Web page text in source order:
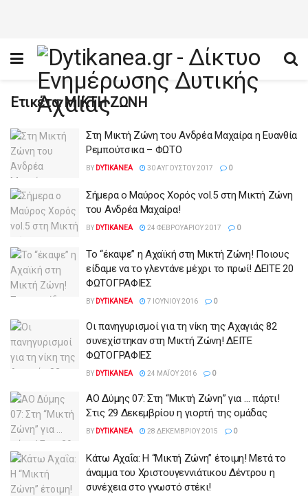
Ετικέτα:ΜΙΚΤΗ ΖΩΝΗ
Στη Μικτή Ζώνη του Ανδρέα Μαχαίρα η Ευανθία
Ρεμπούτσικα – ΦΩΤΟ
BY DYTIKANEA 30 ΑΥΓΟΎΣΤΟΥ 2017 0
Σήμερα ο Μαύρος Χορός vol.5 στη Μικτή Ζώνη
του Ανδρέα Μαχαίρα!
BY DYTIKANEA 24 ΦΕΒΡΟΥΑΡΊΟΥ 2017 0
Το “έκαψε” η Αχαϊκή στη Μικτή Ζώνη! Ποιους
είδαμε να το γλεντάνε μέχρι το πρωί! ΔΕΙΤΕ 20
ΦΩΤΟΓΡΑΦΙΕΣ
BY DYTIKANEA 7 ΙΟΥΝΊΟΥ 2016 0
Οι πανηγυρισμοί για τη νίκη της Αχαγιάς 82
συνεχίστηκαν στη Μικτή Ζώνη! ΔΕΙΤΕ
ΦΩΤΟΓΡΑΦΙΕΣ
BY DYTIKANEA 24 ΜΑΪ́ΟΥ 2016 0
ΑΟ Δύμης 07: Στη “Μικτή Ζώνη” για … πάρτι!
Στις 29 Δεκεμβρίου η γιορτή της ομάδας
BY DYTIKANEA 28 ΔΕΚΕΜΒΡΊΟΥ 2015 0
Κάτω Αχαΐα: Η “Μικτή Ζώνη” έτοιμη! Μετά το
άναμμα του Χριστουγεννιάτικου Δέντρου η
συνέχεια στο γνωστό στέκι!